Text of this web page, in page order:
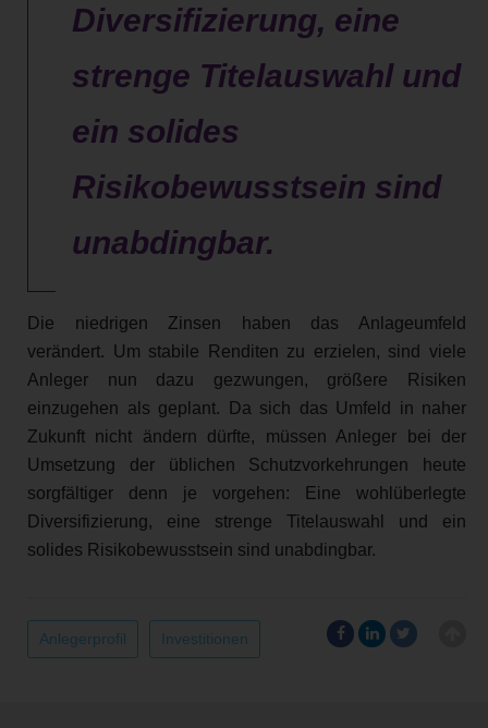
Diversifizierung, eine
strenge Titelauswahl und
ein solides
Risikobewusstsein sind
unabdingbar.
Die niedrigen Zinsen haben das Anlageumfeld
verändert. Um stabile Renditen zu erzielen, sind viele
Anleger nun dazu gezwungen, größere Risiken
einzugehen als geplant. Da sich das Umfeld in naher
Zukunft nicht ändern dürfte, müssen Anleger bei der
Umsetzung der üblichen Schutzvorkehrungen heute
sorgfältiger denn je vorgehen: Eine wohlüberlegte
Diversifizierung, eine strenge Titelauswahl und ein
solides Risikobewusstsein sind unabdingbar.
Anlegerprofil Investitionen